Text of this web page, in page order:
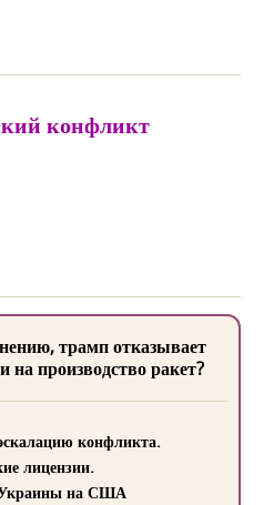
конфликт
трамп отказывает
производство ракет?
конфликта.
лицензии.
Украины на США